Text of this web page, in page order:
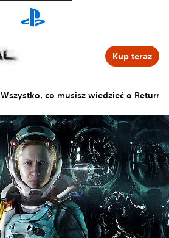
Wszystko, co musisz wiedzieć o Returnal
Kup teraz